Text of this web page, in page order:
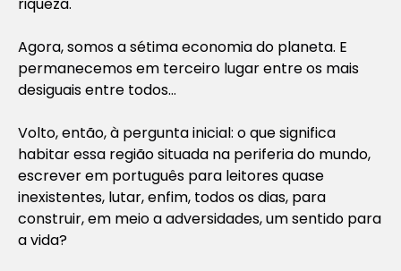
Agora, somos a sétima economia do planeta. E
permanecemos em terceiro lugar entre os mais
desiguais entre todos…
Volto, então, à pergunta inicial: o que significa
habitar essa região situada na periferia do mundo,
escrever em português para leitores quase
inexistentes, lutar, enfim, todos os dias, para
construir, em meio a adversidades, um sentido para
a vida?